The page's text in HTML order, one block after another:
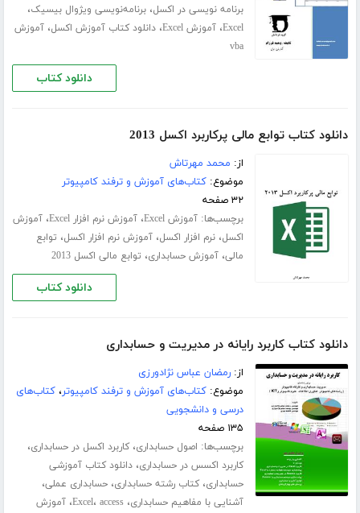
برنامه نویسی در اکسل،برنامه‌نویسی ویژوال بیسیک،
Excel،آموزش Excel ،دانلود کتاب آموزش اکسل،آموزش
vba
دانلود کتاب
دانلود کتاب توابع مالی پرکاربرد اکسل 2013
از: محمد مهرتاش
موضوع:کتاب‌های آموزش و ترفند کامپیوتر
۳۲ صفحه
برچسب‌ها:آموزش Excel ،آموزش نرم افزار Excel ،آموزش
اکسل،نرم افزار اکسل،آموزش نرم افزار اکسل، توابع
مالی،آموزش حسابداری، توابع مالی اکسل 2013
دانلود کتاب
دانلود کتاب کاربرد رایانه در مدیریت و حسابداری
از:رمضان عباس نژادورزی
موضوع:کتاب‌های آموزش و ترفند کامپیوتر،کتاب‌های
درسی و دانشجویی
۱۳۵ صفحه
برچسب‌ها: اصول حسابداری،کاربرد اکسل در حسابداری،
کاربرد اکسس در حسابداری،دانلود کتاب آموزشی
حسابداری،کتاب رشته حسابداری،حسابداری عملی،
آشنایی با مفاهیم حسابداری، Excel، access ،آموزش